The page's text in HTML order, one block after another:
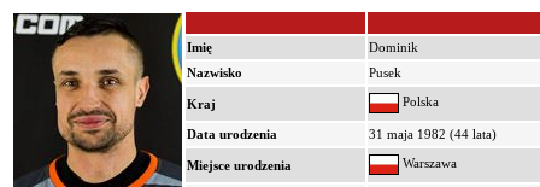
Imię
Dominik
Nazwisko
Pusek
Kraj Polska
Data urodzenia 31 maja 1982 (44 lata)
Miejsce urodzenia Warszawa